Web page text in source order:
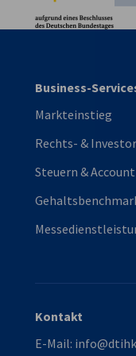
Business-
Markteinstieg
Rechts- &
Steuern &
Kontakt
E-Mail: